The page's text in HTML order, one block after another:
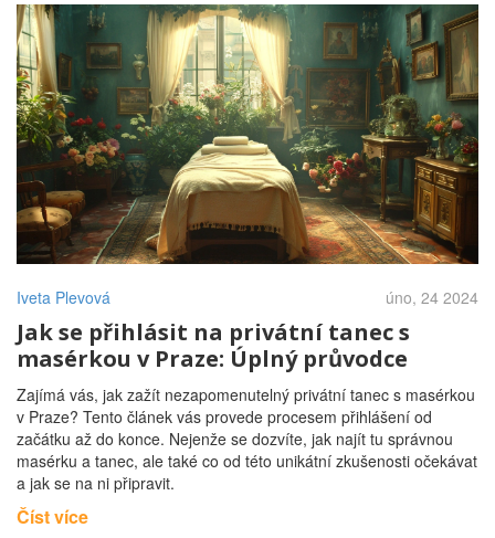
Iveta Plevová úno, 24 2024
Jak se přihlásit na privátní tanec s
masérkou v Praze: Úplný průvodce
Zajímá vás, jak zažít nezapomenutelný privátní tanec s masérkou
v Praze? Tento článek vás provede procesem přihlášení od
začátku až do konce. Nejenže se dozvíte, jak najít tu správnou
masérku a tanec, ale také co od této unikátní zkušenosti očekávat
a jak se na ni připravit.
Číst více